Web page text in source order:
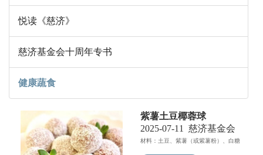
悦读《慈济》
慈济基金会十周年专书
健康蔬食
紫薯土豆椰蓉球
2025-07-11
慈济基金会
材料：土豆、紫薯（或紫薯粉）、白糖